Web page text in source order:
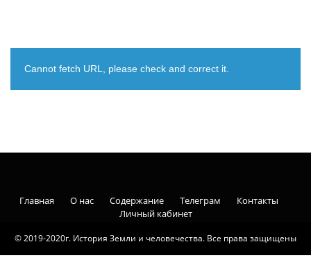
Cannot fetch URL, please check and correct it.
© 2019-2020г. История Земли и человечества. Все права защищены
Главная О нас Содержание Телеграм
Контакты
Личный кабинет